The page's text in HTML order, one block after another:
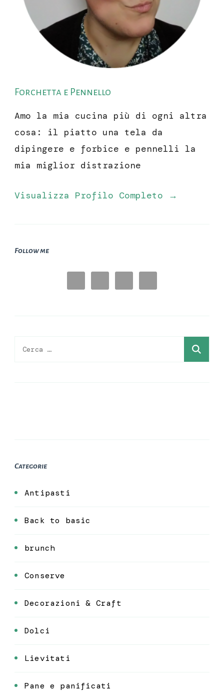
Forchetta e Pennello
Amo la mia cucina più di ogni altra
cosa: il piatto una tela da
dipingere e forbice e pennelli la
mia miglior distrazione
Visualizza Profilo Completo →
Follow me
Ricerca
Categorie
Antipasti
Back to basic
brunch
Conserve
Decorazioni & Craft
Dolci
Lievitati
Pane e panificati